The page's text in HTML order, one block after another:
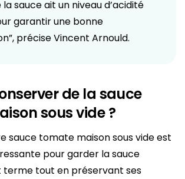
sauce ait un niveau d’acidité
garantir une bonne
précise Vincent Arnould.
de la sauce
sous vide ?
sauce tomate maison sous vide est
pour garder la sauce
tout en préservant ses